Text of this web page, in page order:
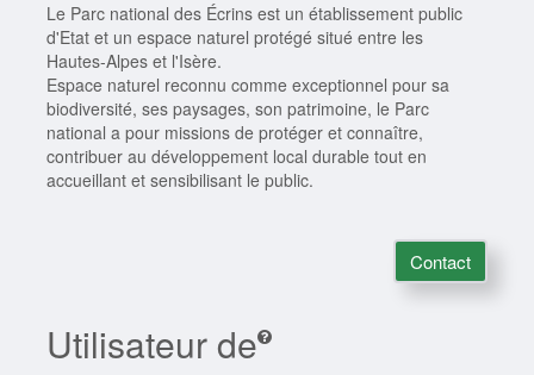
Le Parc national des Écrins est un établissement public
d'Etat et un espace naturel protégé situé entre les
Hautes-Alpes et l'Isère.
Espace naturel reconnu comme exceptionnel pour sa
biodiversité, ses paysages, son patrimoine, le Parc
national a pour missions de protéger et connaître,
contribuer au développement local durable tout en
accueillant et sensibilisant le public.
Contact
Utilisateur de